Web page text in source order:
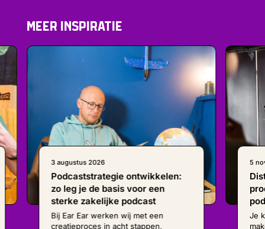
Meer inspiratie
3 augustus 2026
Podcaststrategie ontwikkelen:
zo leg je de basis voor een
sterke zakelijke podcast
Bij Ear Ear werken wij met een
creatieproces in acht stappen,
5
Je